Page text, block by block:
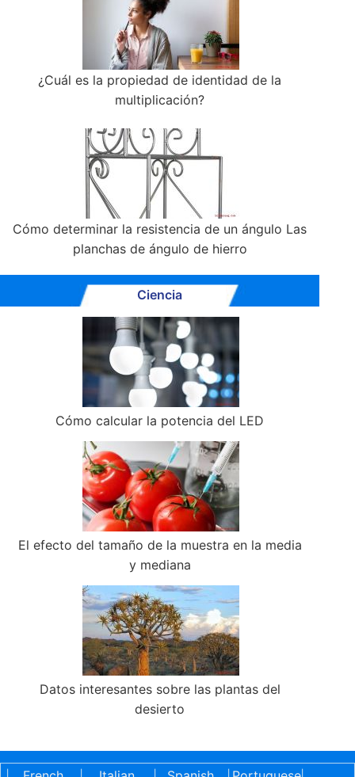
¿Cuál es la propiedad de identidad de la
multiplicación?
Cómo determinar la resistencia de un ángulo Las
planchas de ángulo de hierro
Ciencia
Cómo calcular la potencia del LED
El efecto del tamaño de la muestra en la media
y mediana
Datos interesantes sobre las plantas del
desierto